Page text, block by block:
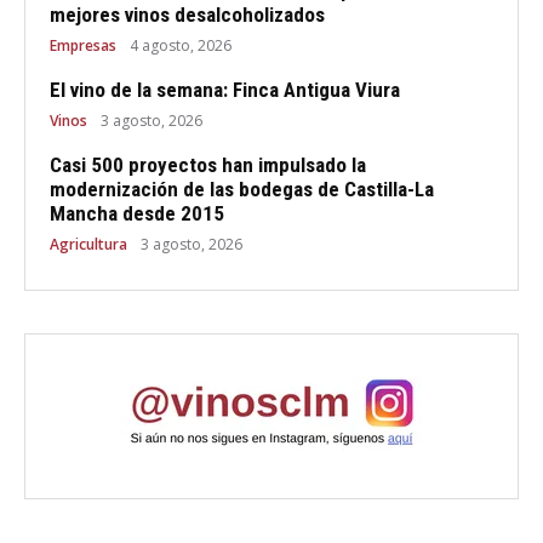
mejores vinos desalcoholizados
Empresas 4 agosto, 2026
El vino de la semana: Finca Antigua Viura
Vinos 3 agosto, 2026
Casi 500 proyectos han impulsado la
modernización de las bodegas de Castilla-La
Mancha desde 2015
Agricultura 3 agosto, 2026